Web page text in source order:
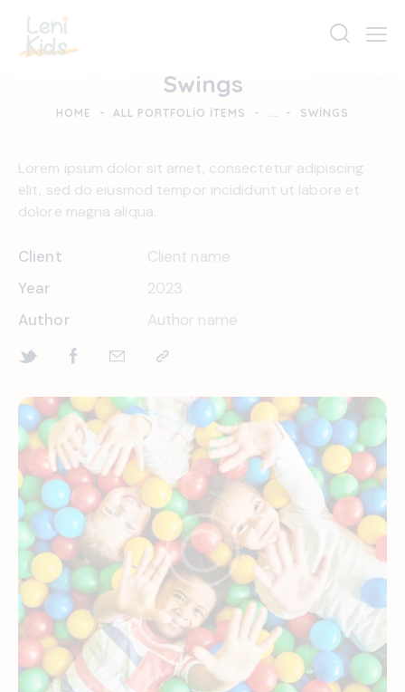
Swings
HOME ALL PORTFOLIO ITEMS ... SWINGS
Lorem ipsum dolor sit amet, consectetur adipiscing
elit, sed do eiusmod tempor incididunt ut labore et
dolore magna aliqua.
Client
Client name
Year
2023
Author
Author name